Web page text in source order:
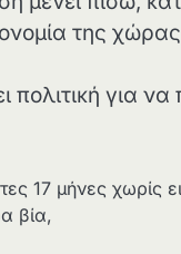
της
για να
17 μήνες χωρίς
βία,